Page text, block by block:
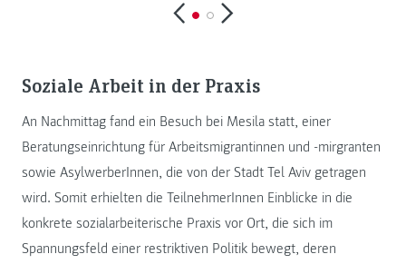
Soziale Arbeit in der Praxis
An Nachmittag fand ein Besuch bei Mesila statt, einer
Beratungseinrichtung für Arbeitsmigrantinnen und -mirgranten
sowie AsylwerberInnen, die von der Stadt Tel Aviv getragen
wird. Somit erhielten die TeilnehmerInnen Einblicke in die
konkrete sozialarbeiterische Praxis vor Ort, die sich im
Spannungsfeld einer restriktiven Politik bewegt, deren